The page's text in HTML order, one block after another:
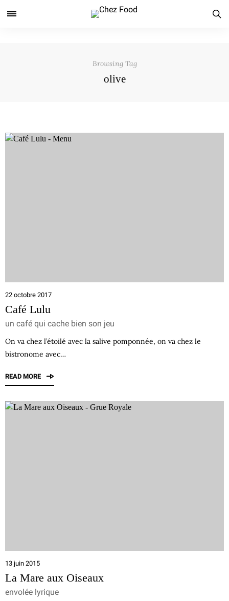
Browsing Tag
olive
22 octobre 2017
Café Lulu
un café qui cache bien son jeu
On va chez l’étoilé avec la salive pomponnée, on va chez le
bistronome avec…
READ MORE
13 juin 2015
La Mare aux Oiseaux
envolée lyrique